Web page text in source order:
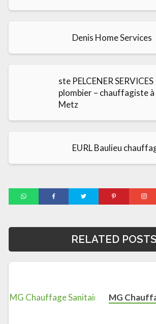
Denis Home Services
ste PELCENER SERVICES
plombier – chauffagiste à
Metz
EURL Baulieu
RELATED POSTS
MG